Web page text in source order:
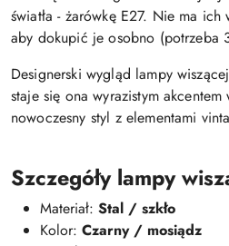
światła - żarówkę E27. Nie ma
aby dokupić je osobno (potrzeba
Designerski wygląd lampy
staje się ona wyrazistym
nowoczesny styl z elementami
Szczegóły lampy
Materiał: Stal / szkło
Kolor: Czarny / mosiądz